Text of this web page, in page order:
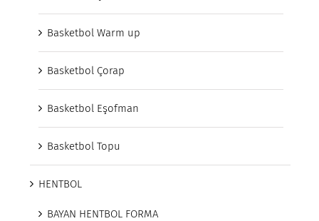
Basketbol Warm up
Basketbol Çorap
Basketbol Eşofman
Basketbol Topu
HENTBOL
BAYAN HENTBOL FORMA